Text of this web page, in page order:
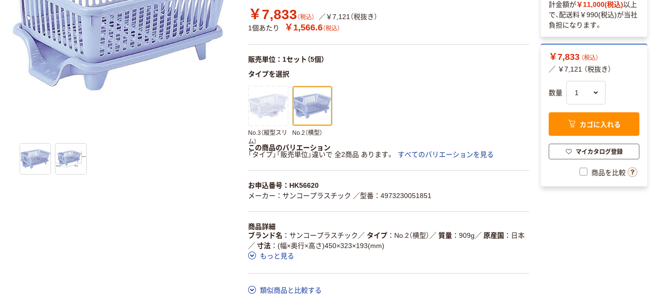
￥7,833 （税込）
／￥7,121（税抜き）
1個あたり
￥1,566.6（税込）
販売単位：1セット（5個）
タイプを選択
No.3（縦型スリ
ム）
No.2（横型）
この商品のバリエーション
「タイプ」「販売単位」違いで 全2商品 あります。
すべてのバリエーションを見る
お申込番号：HK56620
メーカー：サンコープラスチック ／型番：4973230051851
商品詳細
ブランド名
サンコープラスチック ／ タイプ No.2（横型） ／ 質量 909g ／ 原産国
日本
／ 寸法
(幅×奥行×高さ)450×323×193(mm)
もっと見る
類似商品と比較する
計金額が￥11,000(税込)以上
で、配送料￥990(税込)が当社
負担になります。
￥7,833 （税込）
／ ￥7,121 （税抜き）
数量
カゴに入れる
マイカタログ登録
商品を比較